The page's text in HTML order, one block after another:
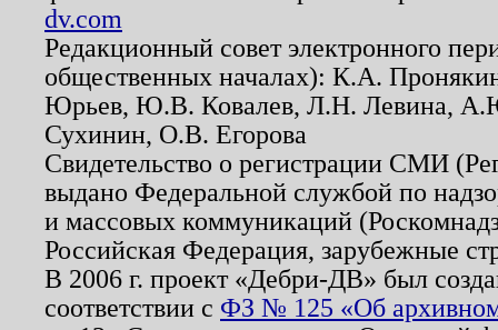
dv.com
Редакционный совет электронного
общественных началах): К.А.
Юрьев, Ю.В. Ковалев, Л.Н. Левина,
Сухинин, О.В. Егорова
Свидетельство о регистрации СМИ
выдано Федеральной службой по
и массовых коммуникаций
Российская Федерация, зарубежные
В 2006 г. проект «Дебри-ДВ» был
соответствии с ФЗ № 125 «Об